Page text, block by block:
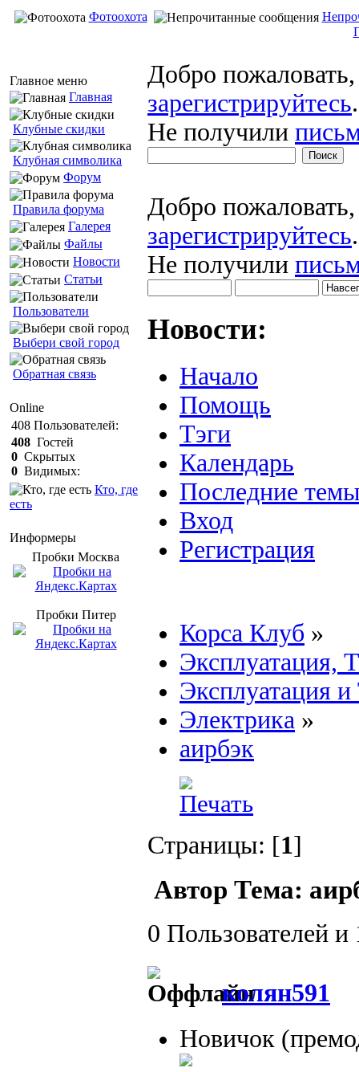
Фотоохота
Главное меню
Главная
Клубные скидки
Клубная символика
Форум
Правила форума
Галерея
Файлы
Новости
Статьи
Пользователи
Выбери свой город
Обратная связь
Online
408 Пользователей:
408 Гостей
0 Скрытых
0 Видимых:
Кто, где
есть
Информеры
Пробки Mосква
Пробки Питер
Добро
зарегистрируйтесь.
Не получили
Добро
зарегистрируйтесь.
Не получили
Новости:
Начало
Помощь
Тэги
Календарь
Последние
Вход
Регистрация
Корса Клуб »
Эксплуатация,
Эксплуатация
Электрика »
аирбэк
Страницы: [1]
Автор Тема:
0 Пользователей
колян591
Новичок